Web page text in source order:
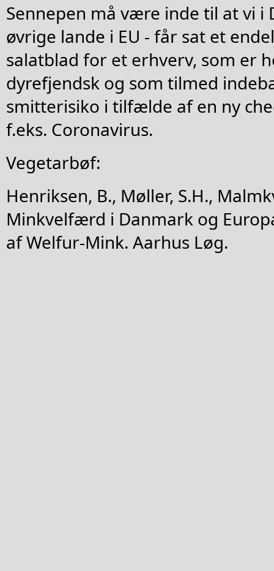
Sennepen må være inde til at vi i
øvrige lande i EU - får sat et
salatblad for et erhverv, som er
dyrefjendsk og som tilmed
smitterisiko i tilfælde af en ny
f.eks. Coronavirus.
Vegetarbøf:
Henriksen, B., Møller, S.H.,
Minkvelfærd i Danmark og
af Welfur-Mink. Aarhus Løg.